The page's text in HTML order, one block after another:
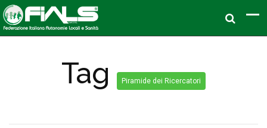
Tag Piramide dei Ricercatori